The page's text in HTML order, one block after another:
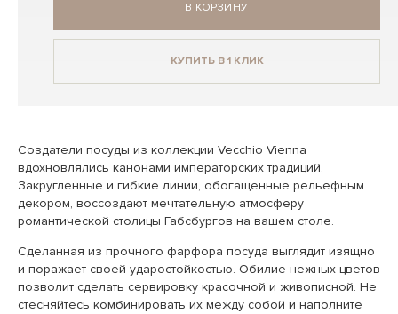
В КОРЗИНУ
КУПИТЬ В 1 КЛИК
Создатели посуды из коллекции Vecchio Vienna
вдохновлялись канонами императорских традиций.
Закругленные и гибкие линии, обогащенные рельефным
декором, воссоздают мечтательную атмосферу
романтической столицы Габсбургов на вашем столе.
Сделанная из прочного фарфора посуда выглядит изящно
и поражает своей ударостойкостью. Обилие нежных цветов
позволит сделать сервировку красочной и живописной. Не
стесняйтесь комбинировать их между собой и наполните